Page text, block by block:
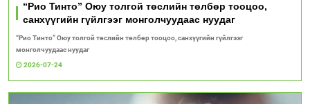
“Рио Тинто” Оюу толгой төслийн төлбөр тооцоо,
санхүүгийн гүйлгээг монголчуудаас нуудаг
“Рио Тинто” Оюу толгой төслийн төлбөр тооцоо, санхүүгийн гүйлгээг
монголчуудаас нуудаг
2026-07-24